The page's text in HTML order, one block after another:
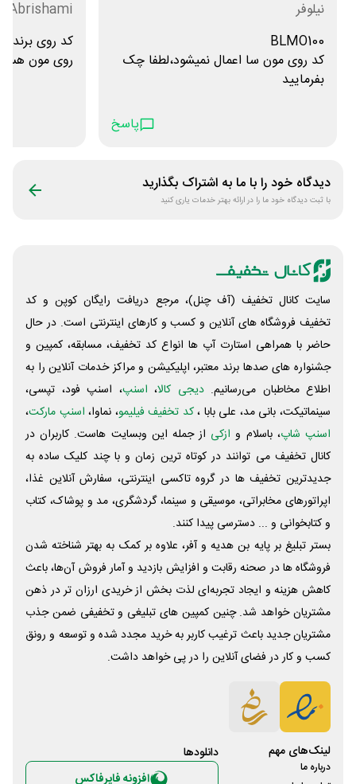
نیلوفر
BLMO100
کد روی مون سا اعمال نمیشود،لطفا چک
بفرمایید
پاسخ
Abrishami
کد روی برند
روی مون
دیدگاه خود را با ما به اشتراک بگذارید
با ثبت دیدگاه خود ما را در ارائه بهتر خدمات یاری کنید
سایت کانال تخفیف (آف چنل)، مرجع دریافت رایگان کوپن و کد
تخفیف فروشگاه های آنلاین و کسب و‌ کارهای اینترنتی است. در حال
حاضر با همراهی استارت آپ ها انواع کد تخفیف، مسابقه، کمپین و
جشنواره های صدها برند معتبر، اپلیکیشن و مراکز خدمات آنلاین را به
اطلاع مخاطبان می‌رسانیم. دیجی کالا، اسنپ، اسنپ فود، تپسی،
سینماتیکت، بانی مد، علی‌ بابا ،کد تخفیف فیلیمو، نماوا، اسنپ مارکت،
اسنپ شاپ، باسلام و ازکی از جمله این وبسایت ‌هاست. کاربران در
کانال تخفیف می توانند در کوتاه ترین زمان و با چند کلیک ساده به
جدیدترین تخفیف ها در گروه تاکسی اینترنتی، سفارش آنلاین غذا،
اپراتورهای مخابراتی، موسیقی و سینما، گردشگری، مد و پوشاک، کتاب
و کتابخوانی و ... دسترسی پیدا کنند.
بستر تبلیغ بر پایه بن هدیه و آفر، علاوه بر کمک به بهتر شناخته شدن
فروشگاه ها در صحنه رقابت و افزایش بازدید و آمار فروش آن‌ها، باعث
کاهش هزینه و ایجاد تجربه‌ای لذت بخش از خریدی ارزان تر در ذهن
مشتریان خواهد شد. چنین کمپین های تبلیغی و تخفیفی ضمن جذب
مشتریان جدید باعث ترغیب کاربر به خرید مجدد شده و توسعه و رونق
کسب و کار در فضای آنلاین را در پی خواهد داشت.
لینک‌های مهم
درباره ما
دانلود‌ها
افزونه فایرفاکس